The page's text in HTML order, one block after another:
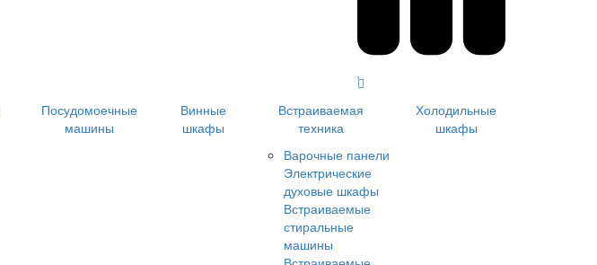
Посудомоечные
машины
Винные
шкафы
Встраиваемая
техника
Варочные панели
Электрические
духовые шкафы
Встраиваемые
стиральные
машины
Холодильные
шкафы